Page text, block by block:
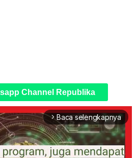
Channel Republika
arrow_forward_ios Baca selengkapnya